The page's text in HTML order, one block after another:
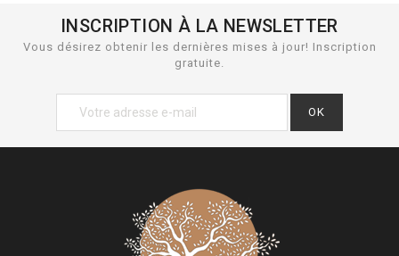
INSCRIPTION À LA NEWSLETTER
Vous désirez obtenir les dernières mises à jour! Inscription
gratuite.